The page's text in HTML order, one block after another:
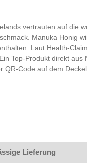
vertrauten auf die
Manuka Honig
Laut Health-
Top-Produkt direkt
QR-Code auf dem
Lieferung